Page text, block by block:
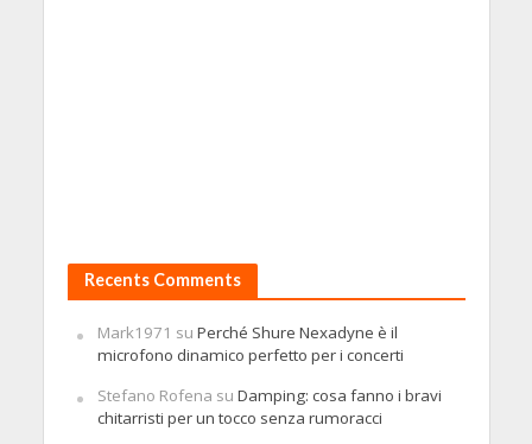
Recents Comments
Mark1971 su Perché Shure Nexadyne è il
microfono dinamico perfetto per i concerti
Stefano Rofena su Damping: cosa fanno i bravi
chitarristi per un tocco senza rumoracci